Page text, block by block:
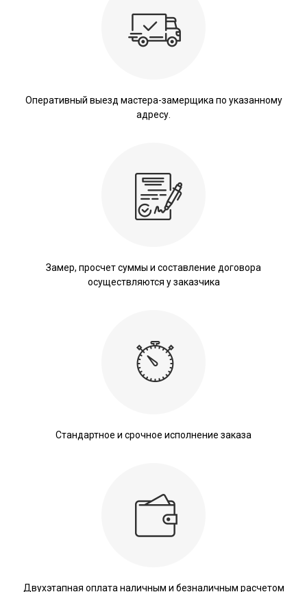
Оперативный выезд мастера-замерщика по указанному
адресу.
Замер, просчет суммы и составление договора
осуществляются у заказчика
Стандартное и срочное исполнение заказа
Двухэтапная оплата наличным и безналичным расчетом